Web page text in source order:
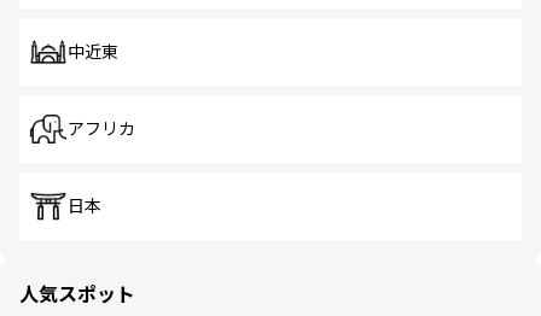
中近東
アフリカ
日本
人気スポット